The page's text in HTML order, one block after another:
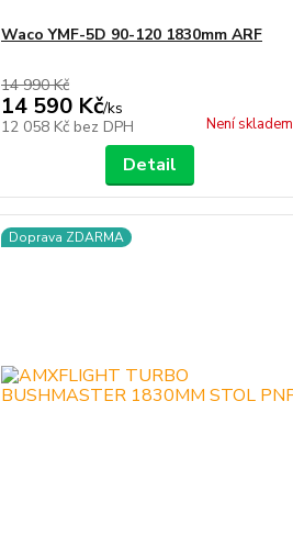
Waco YMF-5D 90-120 1830mm ARF
14 990 Kč
14 590 Kč/ks
12 058 Kč bez DPH Není skladem
Detail
Doprava ZDARMA